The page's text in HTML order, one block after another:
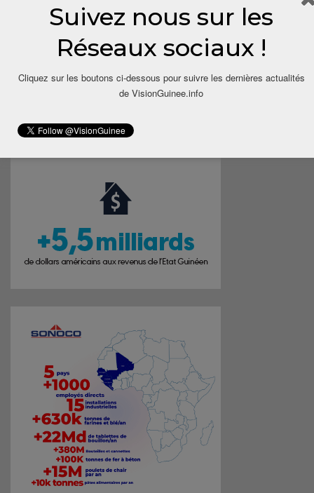
time I comment.
Suivez nous sur les
Réseaux sociaux !
Cliquez sur les boutons ci-dessous pour suivre les dernières actualités
de VisionGuinee.info